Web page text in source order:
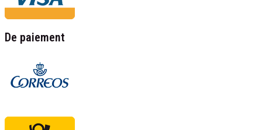
De paiement